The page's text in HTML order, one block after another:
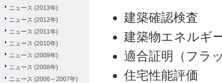
ニュース (2013年)
ニュース (2012年)
ニュース (2011年)
ニュース (2010年)
ニュース (2009年)
ニュース (2008年)
ニュース (2006～2007年)
建築確認検査
建築物エネルギ
適合証明（フラ
住宅性能評価